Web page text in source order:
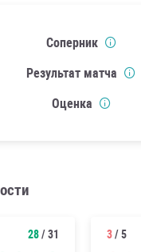
Соперник
Результат матча
Оценка
28/ 31 3/ 5